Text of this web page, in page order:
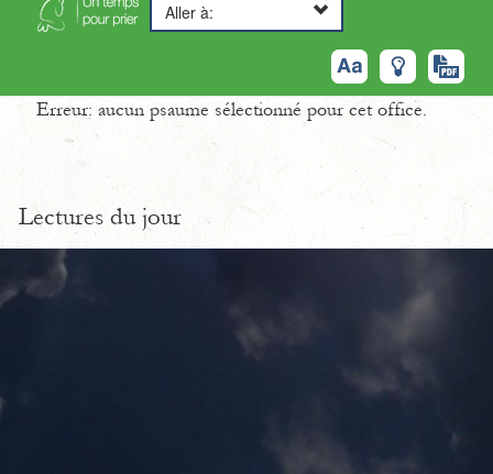
Aller à:
Erreur: aucun psaume sélectionné pour cet office.
Lectures du jour